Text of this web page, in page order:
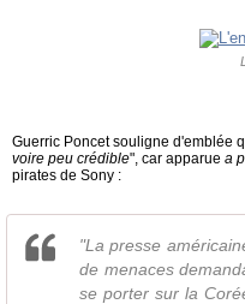
Guerric Poncet souligne d'emblée
voire peu crédible", car apparue a
pirates de Sony :
"La presse
de menaces
se porter sur la